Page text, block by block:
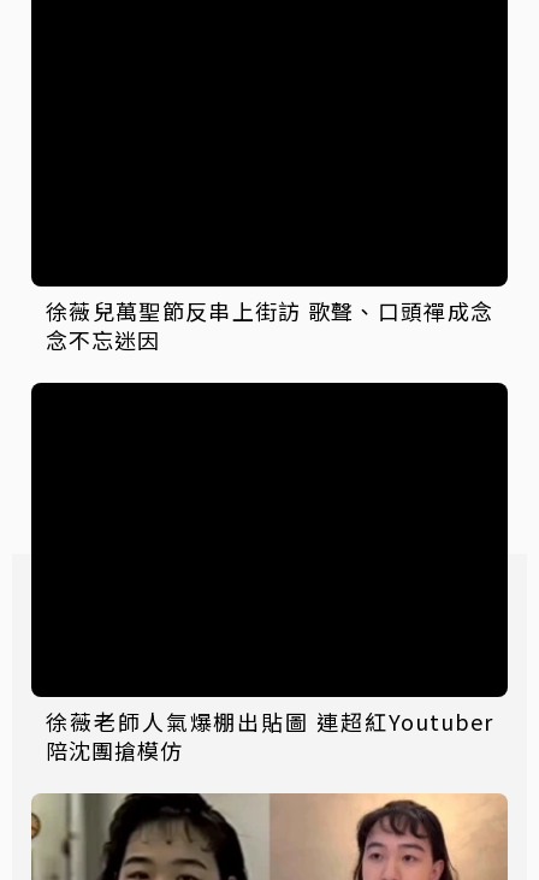
徐薇兒萬聖節反串上街訪 歌聲、口頭禪成念
念不忘迷因
徐薇老師人氣爆棚出貼圖 連超紅Youtuber
陪沈團搶模仿